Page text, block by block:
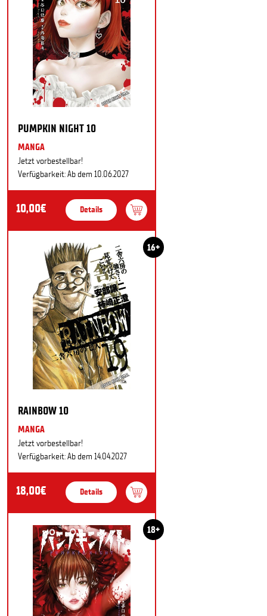
PUMPKIN NIGHT 10
MANGA
Jetzt vorbestellbar!
Verfügbarkeit: Ab dem 10.06.2027
10,00€ Details
16+
RAINBOW 10
MANGA
Jetzt vorbestellbar!
Verfügbarkeit: Ab dem 14.04.2027
18,00€ Details
18+